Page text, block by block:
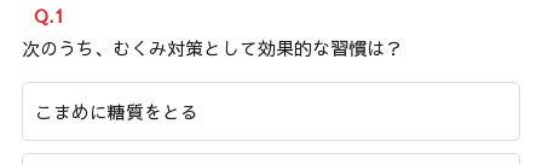
Q.1
次のうち、むくみ対策として効果的な習慣は？
こまめに糖質をとる